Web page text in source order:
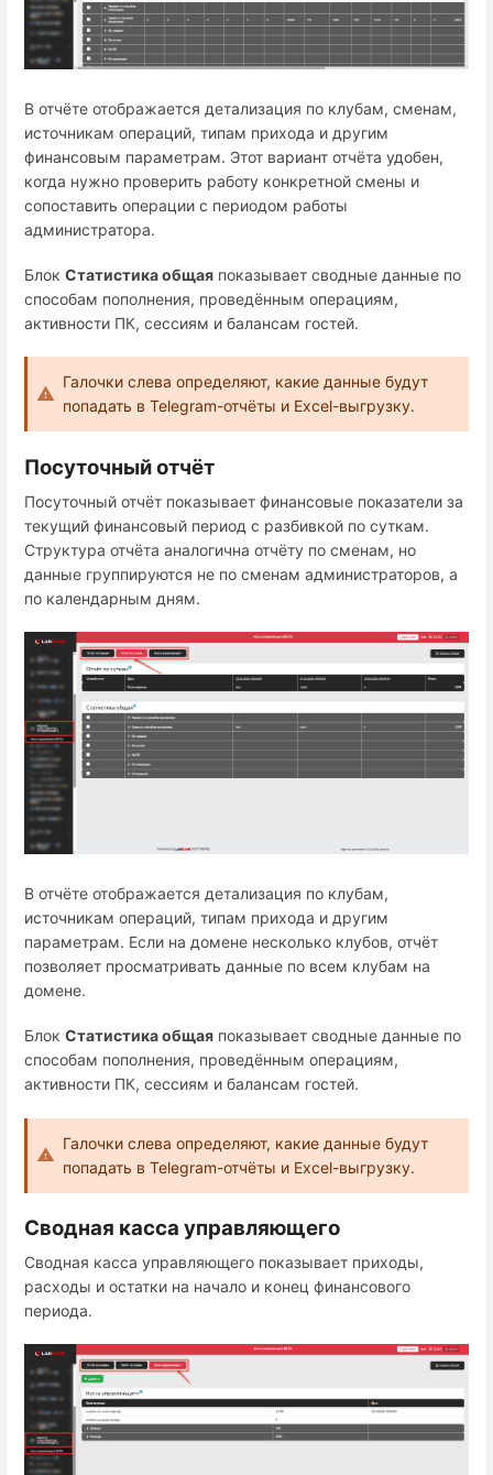
В отчёте отображается детализация по клубам, сменам,
источникам операций, типам прихода и другим
финансовым параметрам. Этот вариант отчёта удобен,
когда нужно проверить работу конкретной смены и
сопоставить операции с периодом работы
администратора.
Блок Статистика общая показывает сводные данные по
способам пополнения, проведённым операциям,
активности ПК, сессиям и балансам гостей.
Галочки слева определяют, какие данные будут
попадать в Telegram-отчёты и Excel-выгрузку.
Посуточный отчёт
Посуточный отчёт показывает финансовые показатели за
текущий финансовый период с разбивкой по суткам.
Структура отчёта аналогична отчёту по сменам, но
данные группируются не по сменам администраторов, а
по календарным дням.
В отчёте отображается детализация по клубам,
источникам операций, типам прихода и другим
параметрам. Если на домене несколько клубов, отчёт
позволяет просматривать данные по всем клубам на
домене.
Блок Статистика общая показывает сводные данные по
способам пополнения, проведённым операциям,
активности ПК, сессиям и балансам гостей.
Галочки слева определяют, какие данные будут
попадать в Telegram-отчёты и Excel-выгрузку.
Сводная касса управляющего
Сводная касса управляющего показывает приходы,
расходы и остатки на начало и конец финансового
периода.